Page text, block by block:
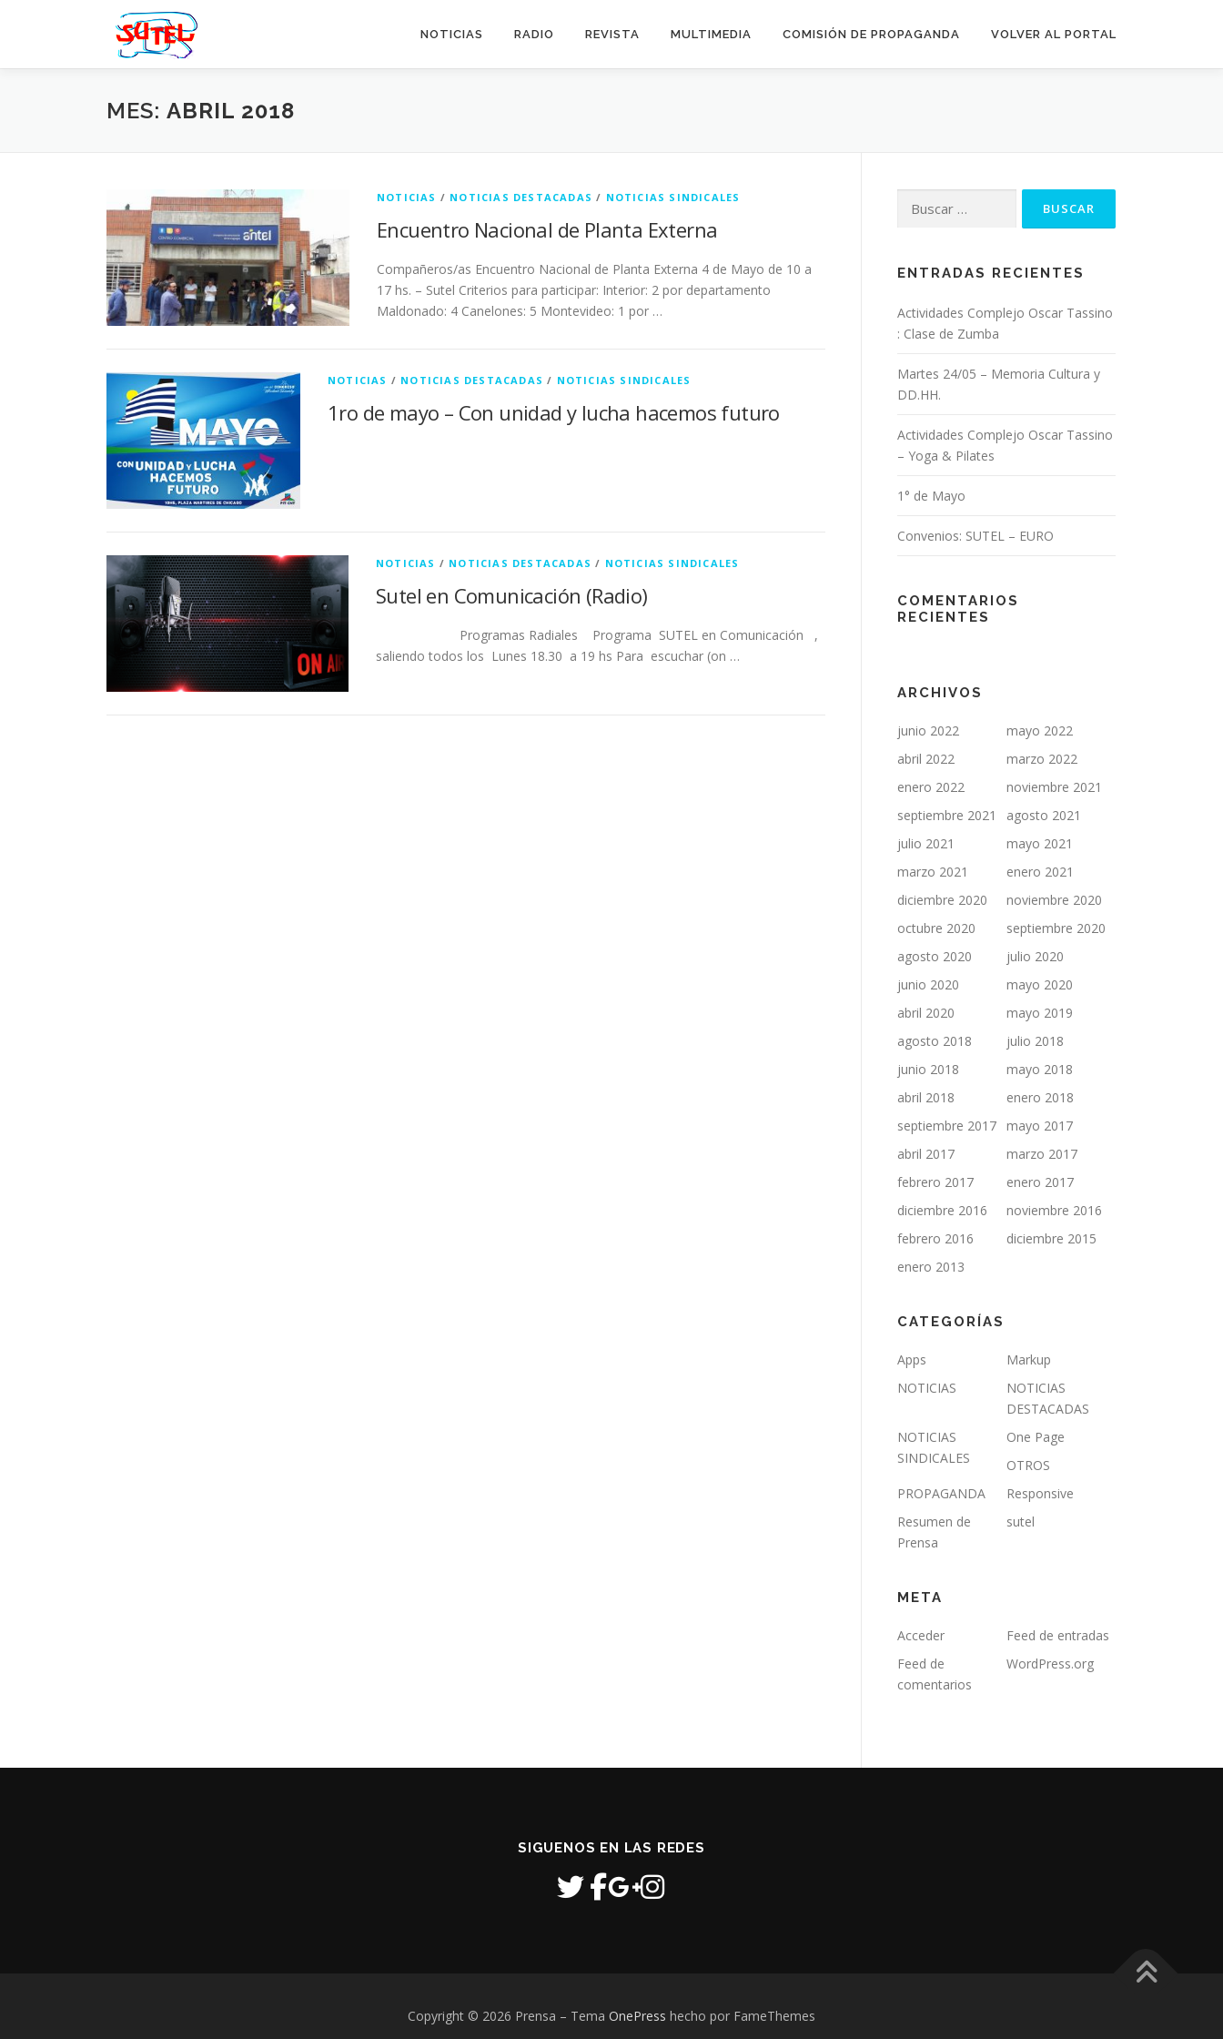
NOTICIAS RADIO REVISTA MULTIMEDIA COMISIÓN DE PROPAGANDA VOLVER AL PORTAL
MES: ABRIL 2018
NOTICIAS / NOTICIAS DESTACADAS / NOTICIAS SINDICALES
Encuentro Nacional de Planta Externa
Compañeros/as Encuentro Nacional de Planta Externa 4 de Mayo de 10 a
17 hs. – Sutel Criterios para participar: Interior: 2 por departamento
Maldonado: 4 Canelones: 5 Montevideo: 1 por …
NOTICIAS / NOTICIAS DESTACADAS / NOTICIAS SINDICALES
1ro de mayo – Con unidad y lucha hacemos futuro
NOTICIAS / NOTICIAS DESTACADAS / NOTICIAS SINDICALES
Sutel en Comunicación (Radio)
Programas Radiales Programa SUTEL en Comunicación ,
saliendo todos los Lunes 18.30 a 19 hs Para escuchar (on …
ENTRADAS RECIENTES
Actividades Complejo Oscar Tassino
: Clase de Zumba
Martes 24/05 – Memoria Cultura y
DD.HH.
Actividades Complejo Oscar Tassino
– Yoga & Pilates
1° de Mayo
Convenios: SUTEL – EURO
COMENTARIOS
RECIENTES
ARCHIVOS
junio 2022
mayo 2022
abril 2022
marzo 2022
enero 2022
noviembre 2021
septiembre 2021
agosto 2021
julio 2021
mayo 2021
marzo 2021
enero 2021
diciembre 2020
noviembre 2020
octubre 2020
septiembre 2020
agosto 2020
julio 2020
junio 2020
mayo 2020
abril 2020
mayo 2019
agosto 2018
julio 2018
junio 2018
mayo 2018
abril 2018
enero 2018
septiembre 2017 mayo 2017
abril 2017
marzo 2017
febrero 2017
enero 2017
diciembre 2016
noviembre 2016
febrero 2016
diciembre 2015
enero 2013
CATEGORÍAS
Apps
Markup
NOTICIAS
NOTICIAS
DESTACADAS
NOTICIAS
SINDICALES
One Page
OTROS
PROPAGANDA
Responsive
Resumen de
Prensa
sutel
META
Acceder
Feed de entradas
Feed de
comentarios
WordPress.org
SIGUENOS EN LAS REDES
Copyright © 2026 Prensa – Tema OnePress hecho por FameThemes